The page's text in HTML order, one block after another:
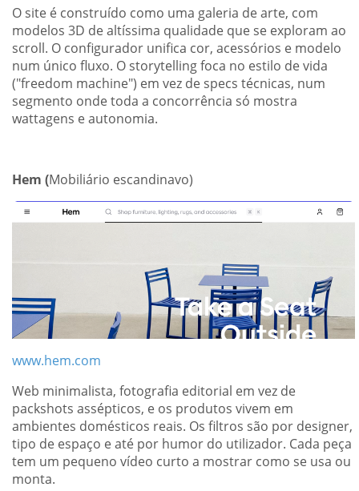
O site é construído como uma galeria de arte, com
modelos 3D de altíssima qualidade que se exploram ao
scroll. O configurador unifica cor, acessórios e modelo
num único fluxo. O storytelling foca no estilo de vida
("freedom machine") em vez de specs técnicas, num
segmento onde toda a concorrência só mostra
wattagens e autonomia.
Hem (Mobiliário escandinavo)
www.hem.com
Web minimalista, fotografia editorial em vez de
packshots assépticos, e os produtos vivem em
ambientes domésticos reais. Os filtros são por designer,
tipo de espaço e até por humor do utilizador. Cada peça
tem um pequeno vídeo curto a mostrar como se usa ou
monta.